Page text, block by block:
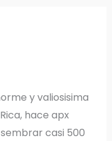
y valiosisima
hace apx
casi 500